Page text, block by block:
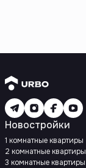
Новостройки
1 комнатные квартиры
2 комнатные квартиры
3 комнатные квартиры